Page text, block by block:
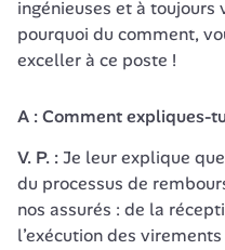
ingénieuses et à
pourquoi du comment,
exceller à ce poste !
A : Comment expliques-
V. P. : Je leur explique
du processus de
nos assurés : de la
l’exécution des